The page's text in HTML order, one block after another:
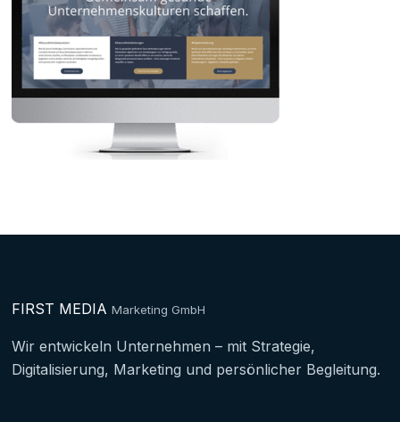
FIRST MEDIA Marketing GmbH
Wir entwickeln Unternehmen – mit Strategie,
Digitalisierung, Marketing und persönlicher Begleitung.